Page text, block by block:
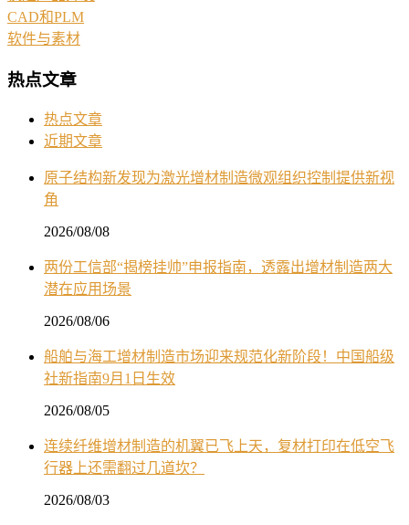
CAD和PLM
软件与素材
热点文章
热点文章
近期文章
原子结构新发现为激光增材制造微观组织控制提供新视
角
2026/08/08
两份工信部“揭榜挂帅”申报指南，透露出增材制造两大
潜在应用场景
2026/08/06
船舶与海工增材制造市场迎来规范化新阶段！中国船级
社新指南9月1日生效
2026/08/05
连续纤维增材制造的机翼已飞上天，复材打印在低空飞
行器上还需翻过几道坎？
2026/08/03